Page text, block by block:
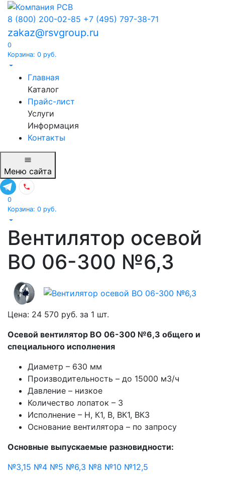
8 (800) 200-02-85 +7 (495) 797-38-71
zakaz@rsvgroup.ru
0
Корзина: 0 руб.
Главная
Каталог
Прайс-лист
Услуги
Информация
Контакты
Меню сайта
0
Корзина: 0 руб.
Вентилятор осевой
ВО 06-300 №6,3
Цена: 24 570 руб. за 1 шт.
Осевой вентилятор ВО 06-300 №6,3 общего и
специального исполнения
Диаметр – 630 мм
Производительность – до 15000 м3/ч
Давление – низкое
Количество лопаток – 3
Исполнение – Н, К1, В, ВК1, ВК3
Основание вентилятора – по запросу
Основные выпускаемые разновидности:
№3,15 №4 №5 №6,3 №8 №10 №12,5